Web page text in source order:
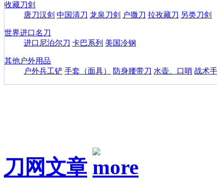
收藏刀剑
唐刀汉剑 中国清刀 龙泉刀剑 户撒刀 拉孜藏刀 另类刀剑
世界进口名刀
进口尼泊尔刀 卡巴系列 美国冷钢
其他户外用品
户外兵工铲 手套（面具） 防身腰带刀 水壶、口哨 战术
刀网文章